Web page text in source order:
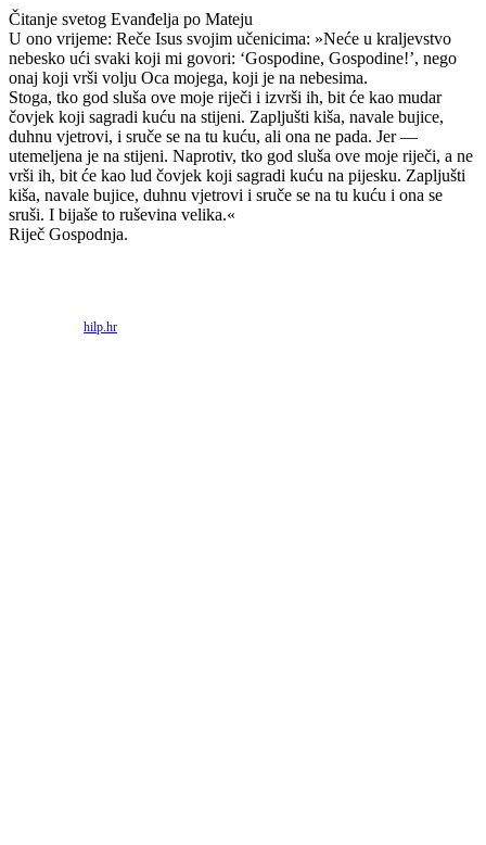
Čitanje svetog Evanđelja po Mateju
U ono vrijeme: Reče Isus svojim učenicima: »Neće u kraljevstvo
nebesko ući svaki koji mi govori: ‘Gospodine, Gospodine!’, nego
onaj koji vrši volju Oca mojega, koji je na nebesima.
Stoga, tko god sluša ove moje riječi i izvrši ih, bit će kao mudar
čovjek koji sagradi kuću na stijeni. Zapljušti kiša, navale bujice,
duhnu vjetrovi, i sruče se na tu kuću, ali ona ne pada. Jer —
utemeljena je na stijeni. Naprotiv, tko god sluša ove moje riječi, a ne
vrši ih, bit će kao lud čovjek koji sagradi kuću na pijesku. Zapljušti
kiša, navale bujice, duhnu vjetrovi i sruče se na tu kuću i ona se
sruši. I bijaše to ruševina velika.«
Riječ Gospodnja.
Izvor:hilp.hr